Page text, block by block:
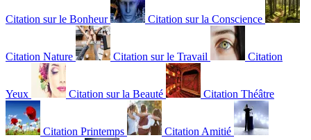
Citation sur le Bonheur Citation sur la Conscience
Citation Nature Citation sur le Travail Citation
Yeux Citation sur la Beauté Citation Théâtre
Citation Printemps Citation Amitié